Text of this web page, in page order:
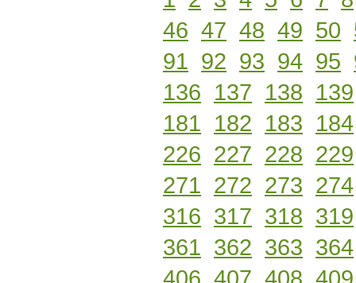
46 47 48 49 50
91 92 93 94 95
136 137 138 139
181 182 183 184
226 227 228 229
271 272 273 274
316 317 318 319
361 362 363 364